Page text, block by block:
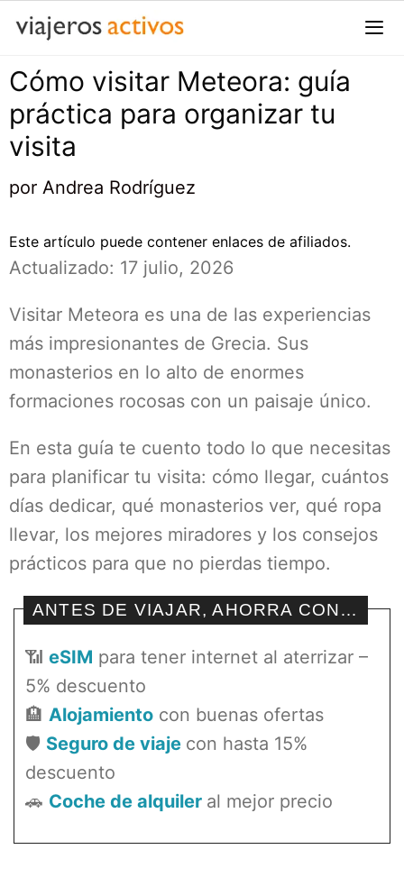
Saltar
contenido
Cómo visitar Meteora: guía
práctica para organizar tu
visita
por Andrea Rodríguez
Este artículo puede contener enlaces de afiliados.
Actualizado: 17 julio, 2026
Visitar Meteora es una de las experiencias
más impresionantes de Grecia. Sus
monasterios en lo alto de enormes
formaciones rocosas con un paisaje único.
En esta guía te cuento todo lo que necesitas
para planificar tu visita: cómo llegar, cuántos
días dedicar, qué monasterios ver, qué ropa
llevar, los mejores miradores y los consejos
prácticos para que no pierdas tiempo.
ANTES DE VIAJAR, AHORRA CON…
📶 eSIM para tener internet al aterrizar –
5% descuento
🏨 Alojamiento con buenas ofertas
🛡️ Seguro de viaje con hasta 15%
descuento
🚗 Coche de alquiler al mejor precio